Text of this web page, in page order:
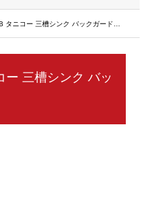
ニコー 三槽シンク バックガードなし
ー 三槽シンク バッ